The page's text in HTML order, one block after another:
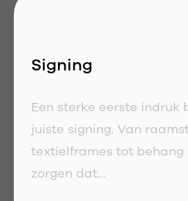
Signing
Een sterke eerste indruk
juiste signing. Van
textielframes tot behang
zorgen dat...